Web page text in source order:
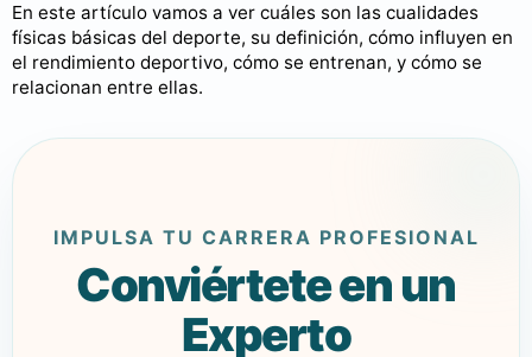
En este artículo vamos a ver cuáles son las cualidades
físicas básicas del deporte, su definición, cómo influyen en
el rendimiento deportivo, cómo se entrenan, y cómo se
relacionan entre ellas.
IMPULSA TU CARRERA PROFESIONAL
Conviértete en un
Experto